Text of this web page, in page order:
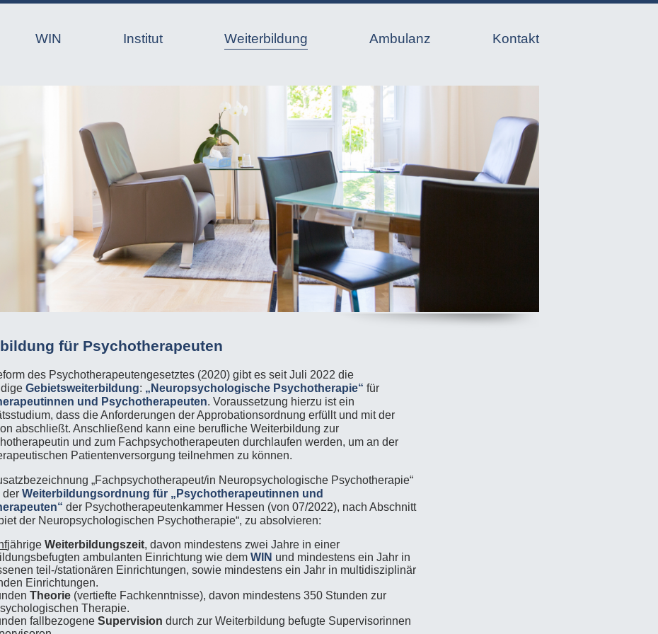
WIN Institut Weiterbildung Ambulanz Kontakt
für Psychotherapeuten
des Psychotherapeutengesetztes (2020) gibt es seit Juli 2022 die
Gebietsweiterbildung: „Neuropsychologische Psychotherapie“ für
und Psychotherapeuten. Voraussetzung hierzu ist ein
dass die Anforderungen der Approbationsordnung erfüllt und mit der
abschließt. Anschließend kann eine berufliche Weiterbildung zur
und zum Fachpsychotherapeuten durchlaufen werden, um an der
Patientenversorgung teilnehmen zu können.
„Fachpsychotherapeut/in Neuropsychologische Psychotherapie“
derWeiterbildungsordnung für „Psychotherapeutinnen und
der Psychotherapeutenkammer Hessen (von 07/2022), nach Abschnitt
der Neuropsychologischen Psychotherapie“, zu absolvieren:
jährigeWeiterbildungszeit, davon mindestens zwei Jahre in einer
ambulanten Einrichtung wie demWIN und mindestens ein Jahr in
teil-/stationären Einrichtungen, sowie mindestens ein Jahr in multidisziplinär
Einrichtungen.
Theorie (vertiefte Fachkenntnisse), davon mindestens 350 Stunden zur
Therapie.
fallbezogeneSupervision durch zur Weiterbildung befugte Supervisorinnen